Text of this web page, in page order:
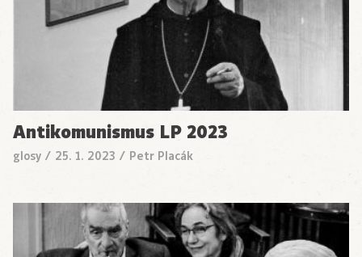
Antikomunismus LP 2023
glosy / 25. 1. 2023 / Petr Placák